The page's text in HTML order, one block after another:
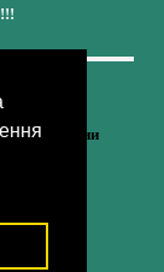
України